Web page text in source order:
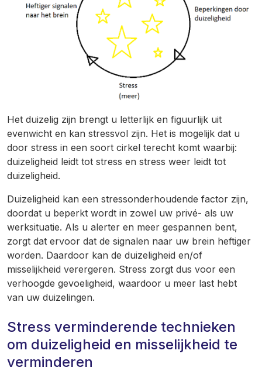
Het duizelig zijn brengt u letterlijk en figuurlijk uit
evenwicht en kan stressvol zijn. Het is mogelijk dat u
door stress in een soort cirkel terecht komt waarbij:
duizeligheid leidt tot stress en stress weer leidt tot
duizeligheid.
Duizeligheid kan een stressonderhoudende factor zijn,
doordat u beperkt wordt in zowel uw privé- als uw
werksituatie. Als u alerter en meer gespannen bent,
zorgt dat ervoor dat de signalen naar uw brein heftiger
worden. Daardoor kan de duizeligheid en/of
misselijkheid verergeren. Stress zorgt dus voor een
verhoogde gevoeligheid, waardoor u meer last hebt
van uw duizelingen.
Stress verminderende technieken
om duizeligheid en misselijkheid te
verminderen